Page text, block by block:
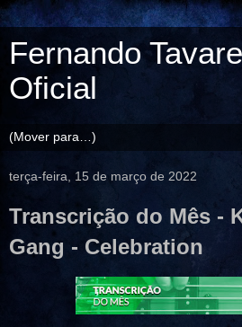
Fernando
Oficial
terça-feira, 15 de março de 2022
Transcrição do Mês -
Gang - Celebration